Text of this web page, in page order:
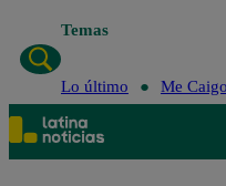
Temas
Lo último Me